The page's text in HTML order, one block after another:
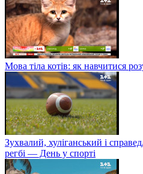
Мова тіла котів: як навчитися
Зухвалий, хуліганський і
регбі — День у спорті